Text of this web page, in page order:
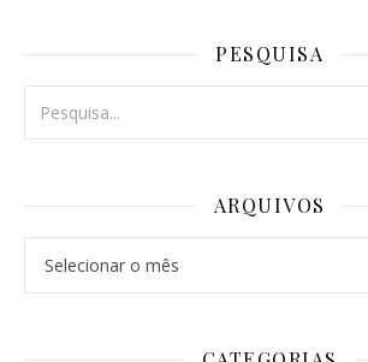
PESQUISA
ARQUIVOS